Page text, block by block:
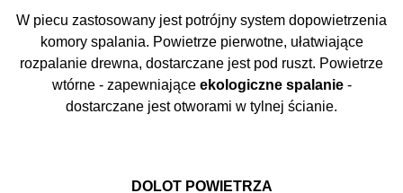
W piecu zastosowany jest potrójny system dopowietrzenia
komory spalania. Powietrze pierwotne, ułatwiające
rozpalanie drewna, dostarczane jest pod ruszt. Powietrze
wtórne - zapewniające ekologiczne spalanie-
dostarczane jest otworami w tylnej ścianie.
DOLOT POWIETRZA